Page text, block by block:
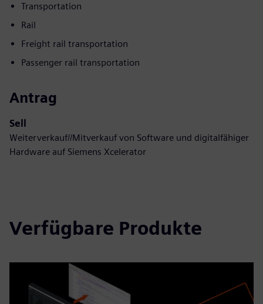
Transportation
Rail
Freight rail transportation
Passenger rail transportation
Antrag
Sell
Weiterverkauf//Mitverkauf von Software und digitalfähiger
Hardware auf Siemens Xcelerator
Verfügbare Produkte